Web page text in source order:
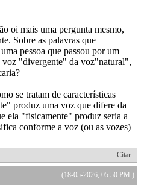
oi mais uma pergunta mesmo,
Sobre as palavras que
pessoa que passou por um
voz "divergente" da voz"natural",
se tratam de características
produz uma voz que difere da
ela "fisicamente" produz seria a
conforme a voz (ou as vozes)
Citar
(18-05-2026, 05:50 PM )